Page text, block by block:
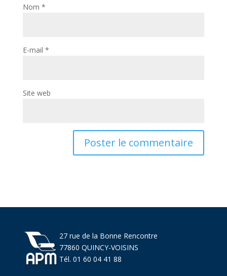
Nom *
E-mail *
Site web
27 rue de la Bonne Rencontre
77860 QUINCY-VOISINS
Tél. 01 60 04 41 88